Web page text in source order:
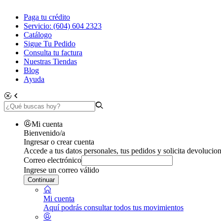
Paga tu crédito
Servicio: (604) 604 2323
Catálogo
Sigue Tu Pedido
Consulta tu factura
Nuestras Tiendas
Blog
Ayuda
Mi cuenta
Bienvenido/a
Ingresar o crear cuenta
Accede a tus datos personales, tus pedidos y solicita
Correo electrónico
Ingrese un correo válido
Continuar
Mi cuenta
Aquí podrás consultar todos tus movimientos